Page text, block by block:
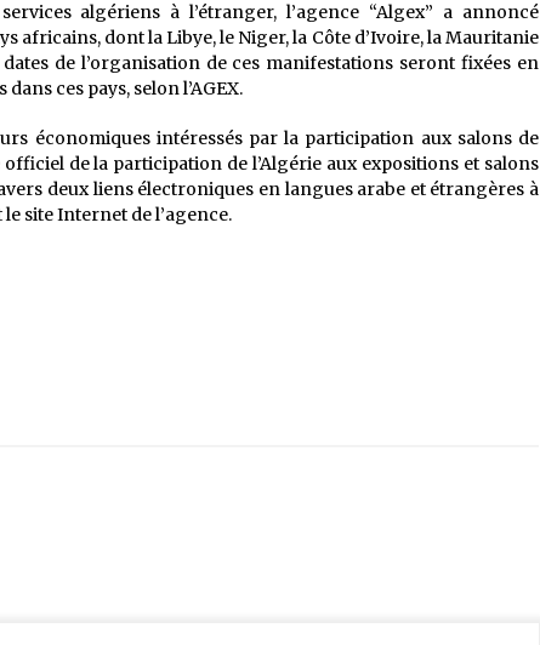
algériens à l’étranger, l’agence “Algex” a annoncé
africains, dont la Libye, le Niger, la Côte d’Ivoire, la Mauritanie
de l’organisation de ces manifestations seront fixées en
ces pays, selon l’AGEX.
économiques intéressés par la participation aux salons de
de la participation de l’Algérie aux expositions et salons
deux liens électroniques en langues arabe et étrangères à
site Internet de l’agence.